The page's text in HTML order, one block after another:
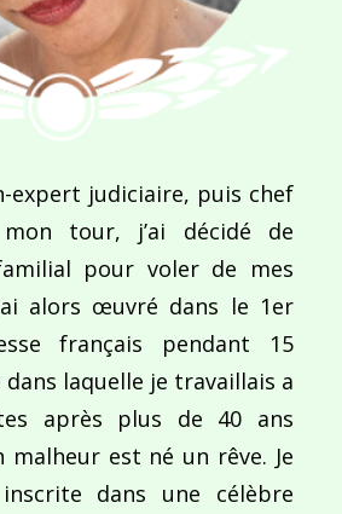
expert judiciaire, puis chef
mon tour, j’ai décidé de
pour voler de mes
alors œuvré dans le 1er
français pendant 15
dans laquelle je travaillais a
après plus de 40 ans
malheur est né un rêve. Je
dans une célèbre